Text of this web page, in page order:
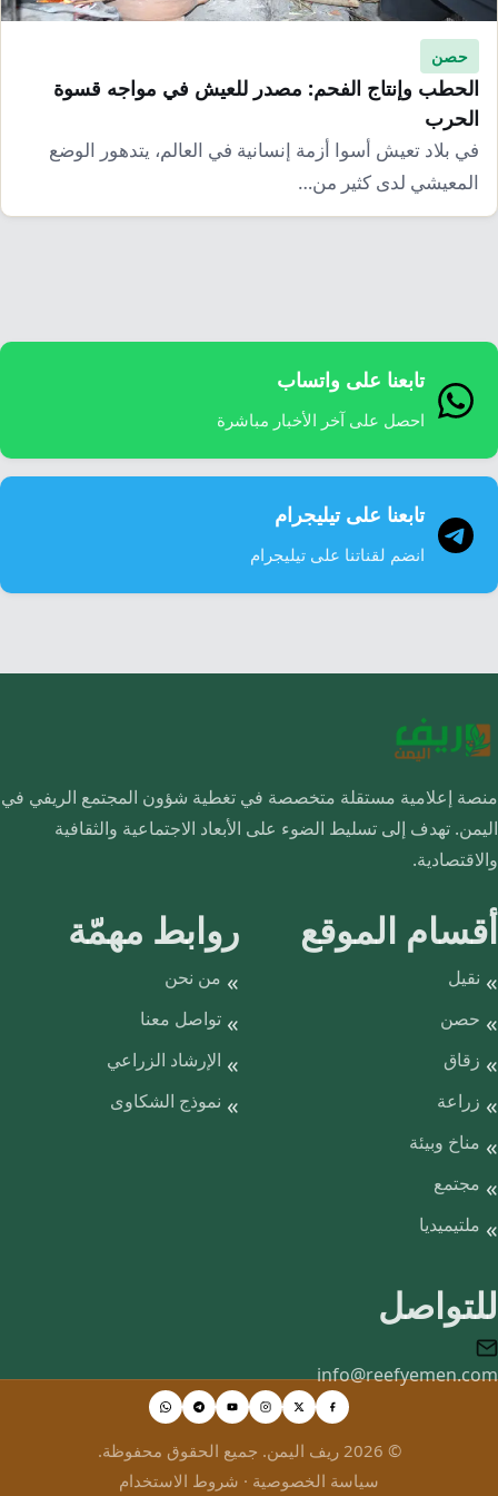
قضايا
معيشة
قصة
انفوجرافيك
قصص رقمية
تقارير صور
فيديو
حصن
الحطب وإنتاج الفحم: مصدر للعيش في مواجه قسوة
الحرب
في بلاد تعيش أسوا أزمة إنسانية في العالم، يتدهور الوضع
المعيشي لدى كثير من…
تابعنا على واتساب
احصل على آخر الأخبار مباشرة
تابعنا على تيليجرام
انضم لقناتنا على تيليجرام
منصة إعلامية مستقلة متخصصة في تغطية شؤون المجتمع الريفي في
اليمن. تهدف إلى تسليط الضوء على الأبعاد الاجتماعية والثقافية
والاقتصادية.
أقسام الموقع
نقيل
حصن
زقاق
زراعة
مناخ وبيئة
مجتمع
ملتيميديا
روابط مهمّة
من نحن
تواصل معنا
الإرشاد الزراعي
نموذج الشكاوى
للتواصل
info@reefyemen.com
© 2026 ريف اليمن. جميع الحقوق محفوظة.
سياسة الخصوصية · شروط الاستخدام